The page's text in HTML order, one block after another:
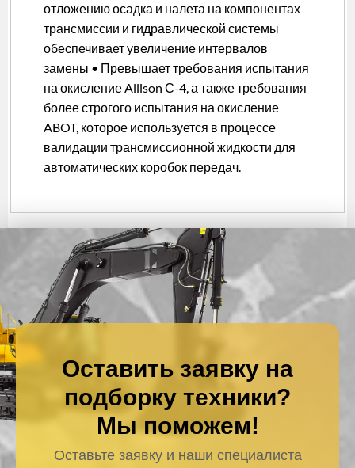
отложению осадка и налета на компонентах
трансмиссии и гидравлической системы
обеспечивает увеличение интервалов
замены • Превышает требования испытания
на окисление Allison С-4, а также требования
более строгого испытания на окисление
ABOT, которое используется в процессе
валидации трансмиссионной жидкости для
автоматических коробок передач.
Оставить заявку на
подборку техники?
Мы поможем!
Оставьте заявку и наши специалиста